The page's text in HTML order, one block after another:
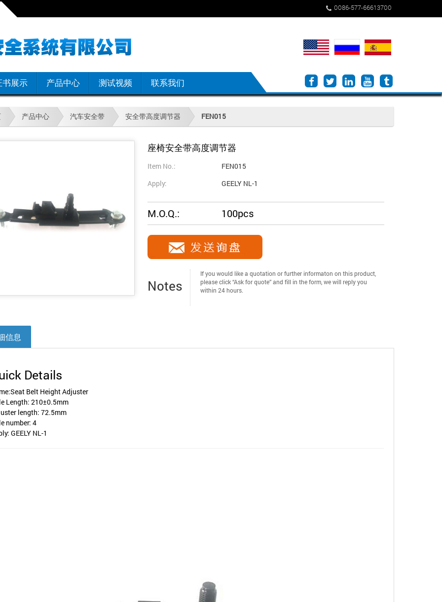
0086-577-66613700
书展示 产品中心 测试视频 联系我们
产品中心 汽车安全带 安全带高度调节器 FEN015
座椅安全带高度调节器
Item No.:
FEN015
Apply:
GEELY NL-1
M.O.Q.: 100pcs
Notes
If you would like a quotation or further informaton on this product,
please click “Ask for quote” and fill in the form, we will reply you
within 24 hours.
信息
Details
Belt Height Adjuster
Length: 210±0.5mm
length: 72.5mm
number: 4
GEELY NL-1